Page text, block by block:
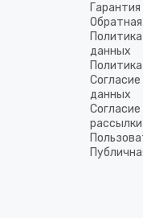
Обратная
данных
данных
рассылки